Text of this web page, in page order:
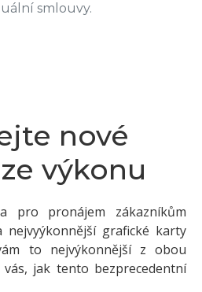
smlouvy.
nové
výkonu
pro pronájem zákazníkům
grafické karty
to nejvýkonnější z obou
jak tento bezprecedentní